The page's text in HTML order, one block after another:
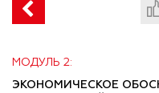
МОДУЛЬ 2:
ЭКОНОМИЧЕСКОЕ